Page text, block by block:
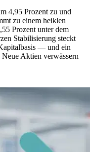
4,95 Prozent zu und
zu einem heiklen
Prozent unter dem
Stabilisierung steckt
— und ein
Aktien verwässern